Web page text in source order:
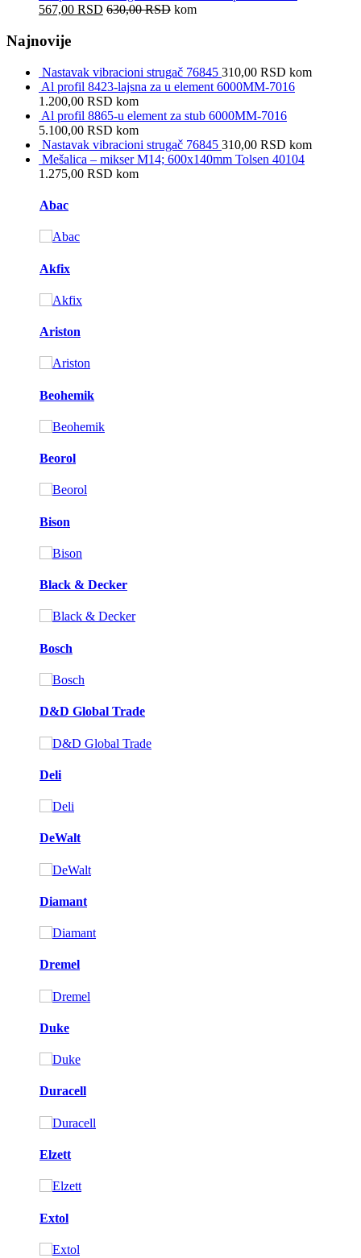
567,00 RSD 630,00RSD kom
Najnovije
Nastavak vibracioni strugač 76845 310,00 RSD kom
Al profil 8423-lajsna za u element 6000MM-7016
1.200,00 RSD kom
Al profil 8865-u element za stub 6000MM-7016
5.100,00 RSD kom
Nastavak vibracioni strugač 76845 310,00 RSD kom
Mešalica – mikser M14; 600x140mm Tolsen 40104
1.275,00 RSD kom
Brands Carousel
Abac
Akfix
Ariston
Beohemik
Beorol
Bison
Black & Decker
Bosch
D&D Global Trade
Deli
DeWalt
Diamant
Dremel
Duke
Duracell
Elzett
Extol